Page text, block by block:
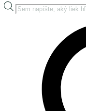
Products
search